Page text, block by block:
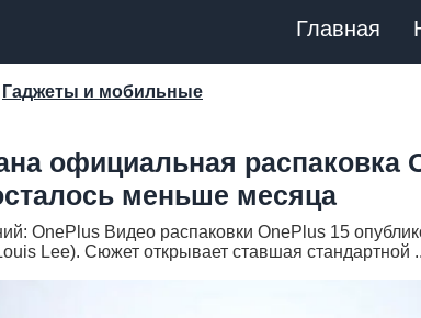
Главная
Гаджеты и мобильные
официальная распаковка
меньше месяца
OnePlus Видео распаковки OnePlus 15
Lee). Сюжет открывает ставшая стандартной